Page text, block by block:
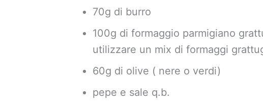
70g di burro
100g di formaggio parmigiano
utilizzare un mix di formaggi
60g di olive ( nere o verdi)
pepe e sale q.b.